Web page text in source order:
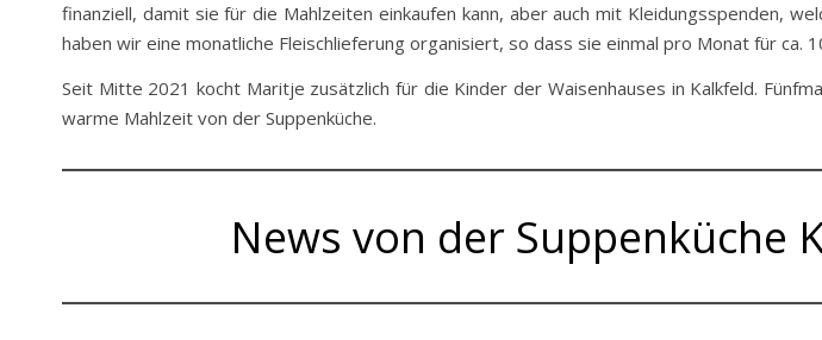
finanziell, damit sie für die Mahlzeiten einkaufen kann, aber auch mit Kleidungsspenden,
haben wir eine monatliche Fleischlieferung organisiert, so dass sie einmal pro Monat für ca.
Seit Mitte 2021 kocht Maritje zusätzlich für die Kinder der Waisenhauses in Kalkfeld.
warme Mahlzeit von der Suppenküche.
News von der Suppenküche